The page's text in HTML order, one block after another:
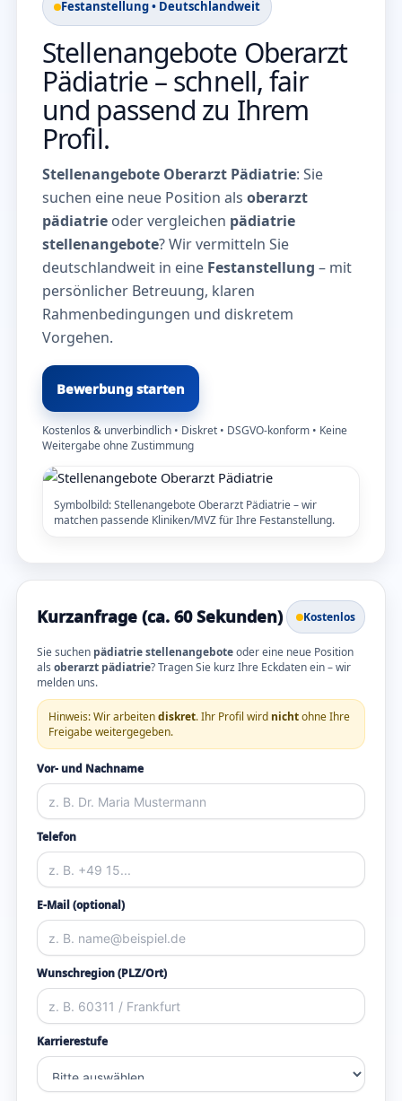
Festanstellung • Deutschlandweit
Stellenangebote Oberarzt
Pädiatrie – schnell, fair
und passend zu Ihrem
Profil.
Stellenangebote Oberarzt Pädiatrie: Sie
suchen eine neue Position als oberarzt
pädiatrie oder vergleichen pädiatrie
stellenangebote? Wir vermitteln Sie
deutschlandweit in eine Festanstellung – mit
persönlicher Betreuung, klaren
Rahmenbedingungen und diskretem
Vorgehen.
Bewerbung starten
Kostenlos & unverbindlich • Diskret • DSGVO-konform • Keine
Weitergabe ohne Zustimmung
Symbolbild: Stellenangebote Oberarzt Pädiatrie – wir
matchen passende Kliniken/MVZ für Ihre Festanstellung.
Kurzanfrage (ca. 60 Sekunden) Kostenlos
Sie suchen pädiatrie stellenangeboteoder eine neue Position
als oberarzt pädiatrie? Tragen Sie kurz Ihre Eckdaten ein – wir
melden uns.
Hinweis: Wir arbeitendiskret. Ihr Profil wird nichtohne Ihre
Freigabe weitergegeben.
Vor- und Nachname
Telefon
E-Mail (optional)
Wunschregion (PLZ/Ort)
Karrierestufe